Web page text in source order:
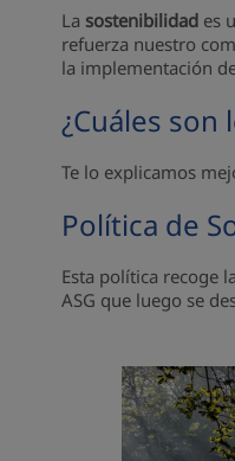
La sostenibilidad es
refuerza nuestro
la implementación
¿Cuáles son
Te lo explicamos
Política de
Esta política recoge
ASG que luego se